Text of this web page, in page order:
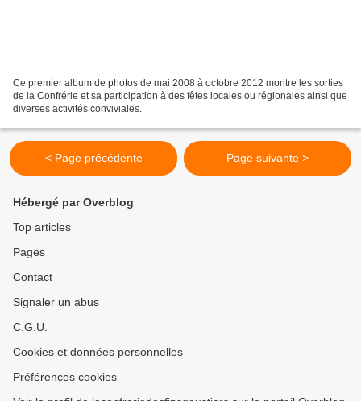
Ce premier album de photos de mai 2008 à octobre 2012 montre les sorties
de la Confrérie et sa participation à des fêtes locales ou régionales ainsi que
diverses activités conviviales.
< Page précédente Page suivante >
Hébergé par Overblog
Top articles
Pages
Contact
Signaler un abus
C.G.U.
Cookies et données personnelles
Préférences cookies